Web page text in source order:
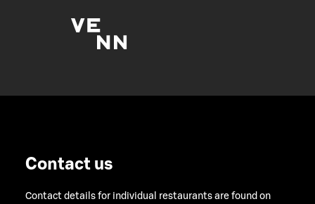
Contact us
Contact details for individual restaurants are found on